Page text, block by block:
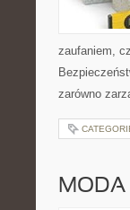
zaufaniem,
zarówno